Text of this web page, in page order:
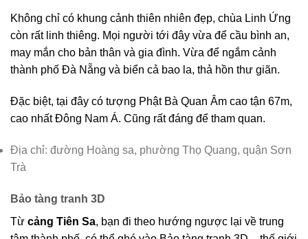
Không chỉ có khung cảnh thiên nhiên đẹp, chùa Linh Ứng
còn rất linh thiêng. Mọi người tới đây vừa để cầu bình an,
may mắn cho bản thân và gia đình. Vừa để ngắm cảnh
thành phố Đà Nẵng và biển cả bao la, thả hồn thư giãn.
Đặc biệt, tại đây có tượng Phật Bà Quan Âm cao tận 67m,
cao nhất Đông Nam Á. Cũng rất đáng để tham quan.
Địa chỉ: đường Hoàng sa, phường Thọ Quang, quận Sơn
Trà
Bảo tàng tranh 3D
Từ cảng Tiên Sa, bạn đi theo hướng ngược lại về trung